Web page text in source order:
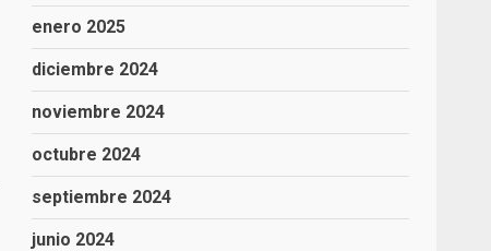
enero 2025
diciembre 2024
noviembre 2024
octubre 2024
septiembre 2024
junio 2024